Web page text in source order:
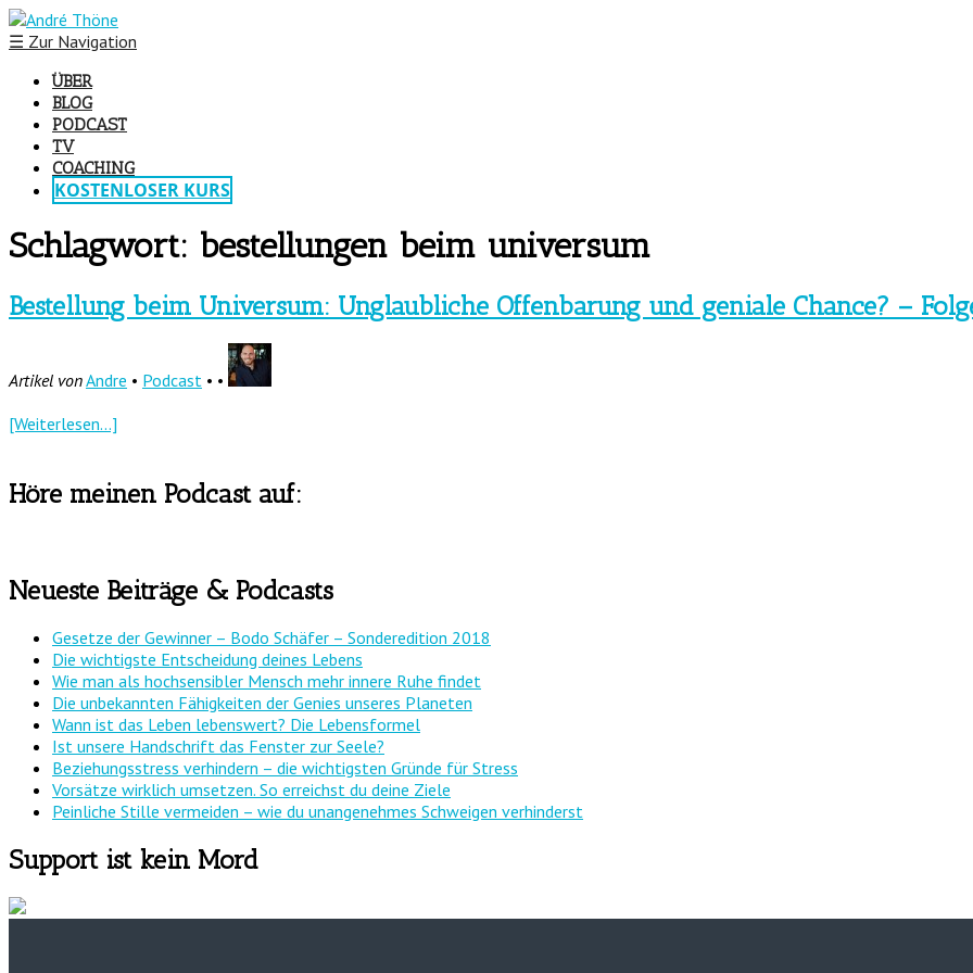
☰ Zur Navigation
ÜBER
BLOG
PODCAST
TV
COACHING
KOSTENLOSER KURS
Schlagwort: bestellungen beim universum
Bestellung beim Universum: Unglaubliche Offenbarung und geniale Chance? –
Artikel vonAndre • Podcast • •
[Weiterlesen...]
Höre meinen Podcast auf:
Neueste Beiträge & Podcasts
Gesetze der Gewinner – Bodo Schäfer – Sonderedition 2018
Die wichtigste Entscheidung deines Lebens
Wie man als hochsensibler Mensch mehr innere Ruhe findet
Die unbekannten Fähigkeiten der Genies unseres Planeten
Wann ist das Leben lebenswert? Die Lebensformel
Ist unsere Handschrift das Fenster zur Seele?
Beziehungsstress verhindern – die wichtigsten Gründe für Stress
Vorsätze wirklich umsetzen. So erreichst du deine Ziele
Peinliche Stille vermeiden – wie du unangenehmes Schweigen verhinderst
Support ist kein Mord